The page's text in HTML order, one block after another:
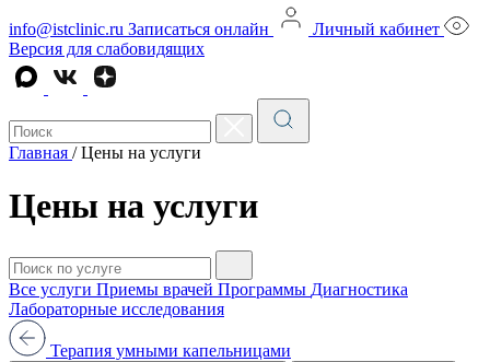
info@istclinic.ru Записаться онлайн
Личный кабинет
Версия для слабовидящих
Главная / Цены на услуги
Цены на услуги
Все услуги Приемы врачей Программы Диагностика
Лабораторные исследования
Терапия умными капельницами